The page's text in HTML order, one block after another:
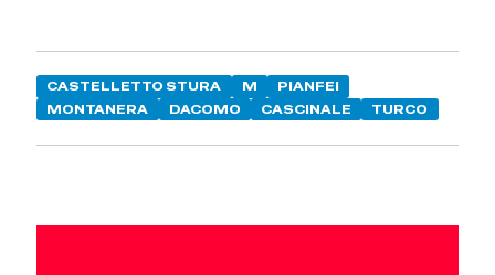
CASTELLETTO STURA M
PIANFEI
MONTANERA
DACOMO CASCINALE TURCO